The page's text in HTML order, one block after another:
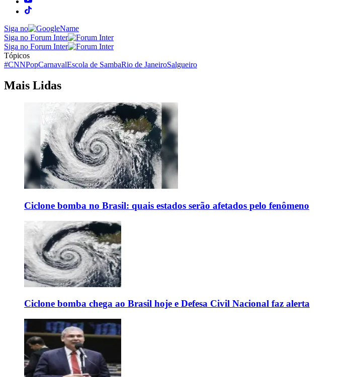
Siga no
Siga no Forum Inter
Siga no Forum Inter
Tópicos
#CNNPopCarnavalEscola de SambaRio de JaneiroSalgueiro
Mais Lidas
Ciclone bomba no Brasil: quais estados serão afetados pelo fenômeno
Ciclone bomba chega ao Brasil hoje e Defesa Civil Nacional faz alerta